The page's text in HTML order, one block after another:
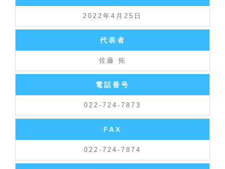
2022年4月25日
代表者
佐藤 拓
電話番号
022-724-7873
FAX
022-724-7874